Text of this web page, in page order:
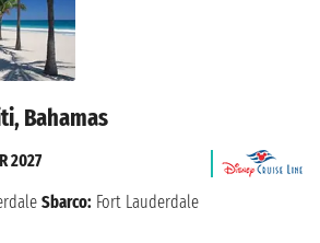
Bahamas
2027
Sbarco: Fort Lauderdale